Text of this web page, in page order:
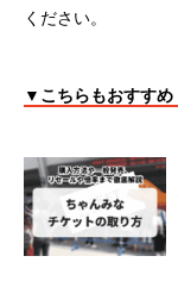
ください。
▼こちらもおすすめ